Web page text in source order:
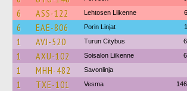
6 ASS-122 Lehtosen Liikenne
6 EAE-806 Porin Linjat
1 AVJ-520 Turun Citybus
1 AXU-102 Soisalon Liikenne
1 MHH-482 Savonlinja
1 TXE-101 Vesma